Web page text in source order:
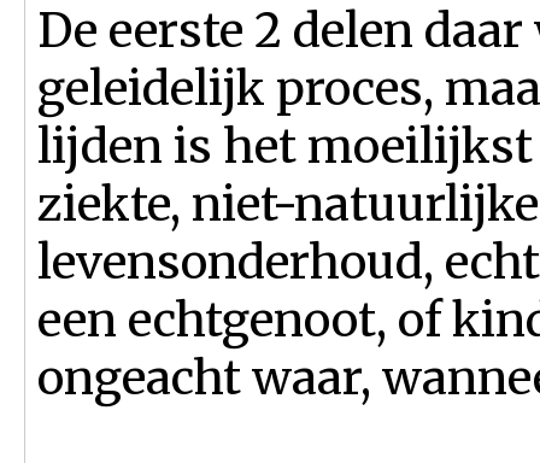
De eerste 2 delen
geleidelijk proces,
lijden is het moeilijkst
ziekte, niet-
levensonderhoud,
een echtgenoot, of
ongeacht waar,